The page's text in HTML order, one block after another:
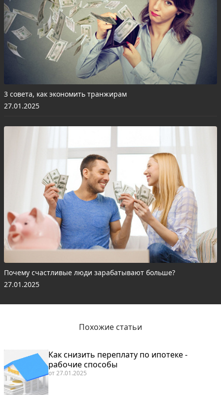
3 совета, как экономить транжирам
27.01.2025
Почему счастливые люди зарабатывают больше?
27.01.2025
Похожие статьи
Как снизить переплату по ипотеке -
рабочие способы
от27.01.2025